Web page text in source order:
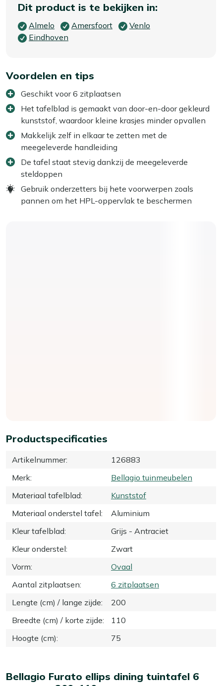
Productspecificaties
Artikelnummer:
126883
Merk:
Bellagio tuinmeubelen
Materiaal tafelblad:
Kunststof
Materiaal onderstel tafel:
Aluminium
Kleur tafelblad:
Grijs - Antraciet
Kleur onderstel:
Zwart
Vorm:
Ovaal
Aantal zitplaatsen:
6 zitplaatsen
Lengte (cm) / lange zijde:
200
Breedte (cm) / korte zijde:
110
Hoogte (cm): 75
Dit product is te bekijken in:
Almelo Amersfoort
Venlo
Eindhoven
Voordelen en tips
Geschikt voor 6 zitplaatsen
Het tafelblad is gemaakt van door-en-door gekleurd
kunststof, waardoor kleine krasjes minder opvallen
Makkelijk zelf in elkaar te zetten met de
meegeleverde handleiding
De tafel staat stevig dankzij de meegeleverde
steldoppen
Gebruik onderzetters bij hete voorwerpen zoals
pannen om het HPL-oppervlak te beschermen
Bellagio Furato ellips dining tuintafel 6